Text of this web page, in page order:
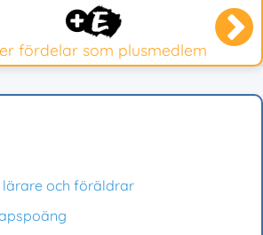
fördelar som plusmedlem
och föräldrar